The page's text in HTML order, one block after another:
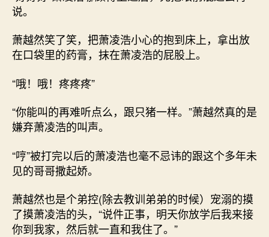
说。
萧越然笑了笑，把萧凌浩小心的抱到床上，拿出放
在口袋里的药膏，抹在萧凌浩的屁股上。
“哦！哦！疼疼疼”
“你能叫的再难听点么，跟只猪一样。”萧越然真的是
嫌弃萧凌浩的叫声。
“哼”被打完以后的萧凌浩也毫不忌讳的跟这个多年未
见的哥哥撒起娇。
萧越然也是个弟控(除去教训弟弟的时候）宠溺的摸
了摸萧凌浩的头，“说件正事，明天你放学后我来接
你到我家，然后就一直和我住了。”